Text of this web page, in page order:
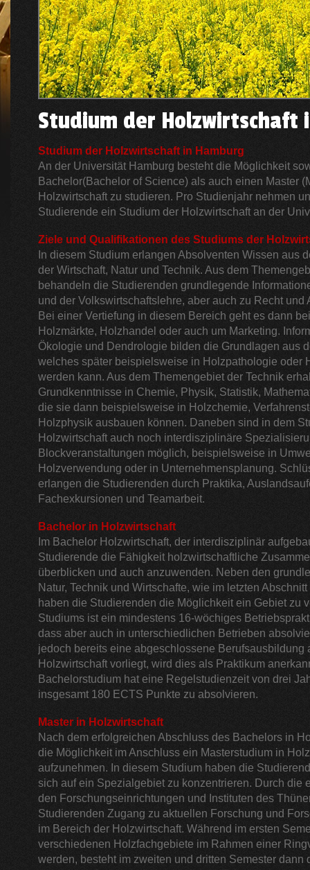
Studium der Holzwirtschaft
Studium der Holzwirtschaft in Hamburg
An der Universität Hamburg besteht die Möglichkeit
Bachelor(Bachelor of Science) als auch einen Master
Holzwirtschaft zu studieren. Pro Studienjahr nehmen
Studierende ein Studium der Holzwirtschaft an der
Ziele und Qualifikationen des Studiums der
In diesem Studium erlangen Absolventen Wissen aus
der Wirtschaft, Natur und Technik. Aus dem
behandeln die Studierenden grundlegende
und der Volkswirtschaftslehre, aber auch zu Recht und
Bei einer Vertiefung in diesem Bereich geht es dann
Holzmärkte, Holzhandel oder auch um Marketing.
Ökologie und Dendrologie bilden die Grundlagen aus
welches später beispielsweise in Holzpathologie oder
werden kann. Aus dem Themengebiet der Technik
Grundkenntnisse in Chemie, Physik, Statistik,
die sie dann beispielsweise in Holzchemie,
Holzphysik ausbauen können. Daneben sind in dem
Holzwirtschaft auch noch interdisziplinäre
Blockveranstaltungen möglich, beispielsweise in
Holzverwendung oder in Unternehmensplanung.
erlangen die Studierenden durch Praktika,
Fachexkursionen und Teamarbeit.
Bachelor in Holzwirtschaft
Im Bachelor Holzwirtschaft, der interdisziplinär
Studierende die Fähigkeit holzwirtschaftliche
überblicken und auch anzuwenden. Neben den
Natur, Technik und Wirtschafte, wie im letzten
haben die Studierenden die Möglichkeit ein Gebiet zu
Studiums ist ein mindestens 16-wöchiges
dass aber auch in unterschiedlichen Betrieben
jedoch bereits eine abgeschlossene Berufsausbildung
Holzwirtschaft vorliegt, wird dies als Praktikum
Bachelorstudium hat eine Regelstudienzeit von drei
insgesamt 180 ECTS Punkte zu absolvieren.
Master in Holzwirtschaft
Nach dem erfolgreichen Abschluss des Bachelors in
die Möglichkeit im Anschluss ein Masterstudium in
aufzunehmen. In diesem Studium haben die
sich auf ein Spezialgebiet zu konzentrieren. Durch die
den Forschungseinrichtungen und Instituten des
Studierenden Zugang zu aktuellen Forschung und
im Bereich der Holzwirtschaft. Während im ersten
verschiedenen Holzfachgebiete im Rahmen einer
werden, besteht im zweiten und dritten Semester dann